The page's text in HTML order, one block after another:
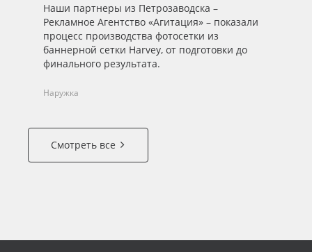
Наши партнеры из Петрозаводска –
Рекламное Агентство «Агитация» – показали
процесс производства фотосетки из
баннерной сетки Harvey, от подготовки до
финального результата.
Наружка
Смотреть все